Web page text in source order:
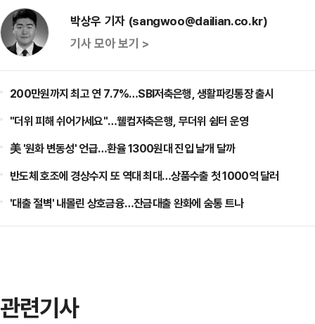
박상우 기자 (sangwoo@dailian.co.kr)
기사 모아 보기 >
200만원까지 최고 연 7.7%…SBI저축은행, 생활파킹통장 출시
"더위 피해 쉬어가세요"…웰컴저축은행, 무더위 쉼터 운영
美 '원화 변동성' 언급…환율 1300원대 진입 날개 달까
반도체 호조에 경상수지 또 역대 최대…상품수출 첫 1000억 달러
'대출 절벽' 내몰린 상호금융…잔금대출 완화에 숨통 트나
관련기사